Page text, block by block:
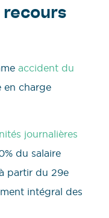
accident du
en charge
journalières
du salaire
partir du 29e
intégral des